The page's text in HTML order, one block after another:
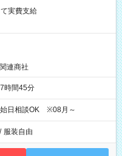
実費支給
連商社
時間45分
日相談OK ※08月～
/ 服装自由